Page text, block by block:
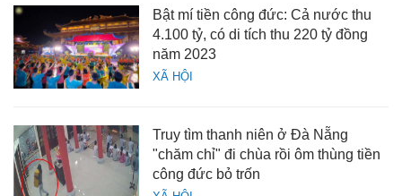
XÃ HỘI
Bật mí tiền công đức: Cả nước thu
4.100 tỷ, có di tích thu 220 tỷ đồng
năm 2023
Truy tìm thanh niên ở Đà Nẵng
"chăm chỉ" đi chùa rồi ôm thùng tiền
công đức bỏ trốn